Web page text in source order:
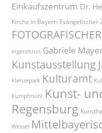
Einkaufszentrum Dr.
Kirche in Bayern Evangelischer
Ingenthron Gabriele
Kunstausstellung
Klenzepark Kulturamt
Kumpfmühl Kunst-
Regensburg
Wessel